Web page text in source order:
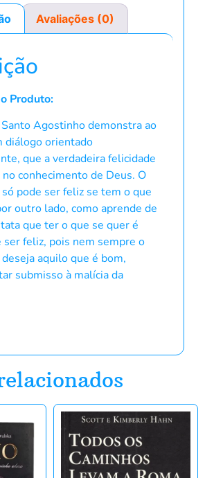
Avaliações (0)
Produto:
Agostinho demonstra ao
diálogo orientado
que a verdadeira felicidade
conhecimento de Deus. O
pode ser feliz se tem o que
outro lado, como aprende de
que ter o que se quer é
feliz, pois nem sempre o
aquilo que é bom,
submisso à malícia da